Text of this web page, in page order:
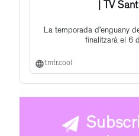
| TV
La temporada d’enguany
finalitzarà el 6
f.mtr.cool